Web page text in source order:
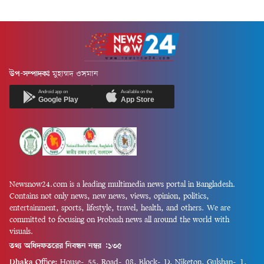
মালয়েশিয়া দলের অধিনায়ক
আজিজ আদতে 'চট্টগ্রামের জামাই',
অন্যদিকে দলের আরেক ক্রিকেটার
নাজমুস সাকিবের জন্ম ও বেড়ে ওঠা
বাংলাদেশের খুলনাতেই!
মালয়েশিয়ার...
দিকে মাগুরা শহরের কেশবমোড়
এলাকায় সাকিবের পৈতৃক নিবাসে
এই হামলার ঘটনা ঘটে।দিল্লিতে
শেখ হাসিনার...
উপ-সম্পাদকঃ মুহাম্মদ ওসমান
Android app on
Google Play
Available on the
App Store
Newsnow24.com is a leading multimedia news portal in Bangladesh.
Contains not only news, new news, views, opinion, politics,
entertainment, sports, lifestyle, travel, health, and others. We are
committed to focusing on Probash news all around the world with
visuals.
তথ্য অধিদফতরের নিবন্ধন নম্বর :১৩৫